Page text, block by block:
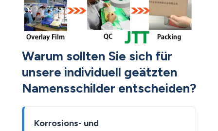
Warum sollten Sie sich für
unsere individuell geätzten
Namensschilder entscheiden?
Korrosions- und